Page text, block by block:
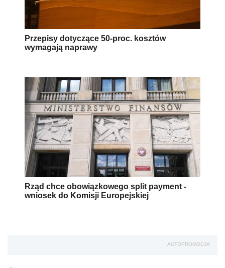
Przepisy dotyczące 50-proc. kosztów
wymagają naprawy
Rząd chce obowiązkowego split payment -
wniosek do Komisji Europejskiej
AUTOPROMOCJA